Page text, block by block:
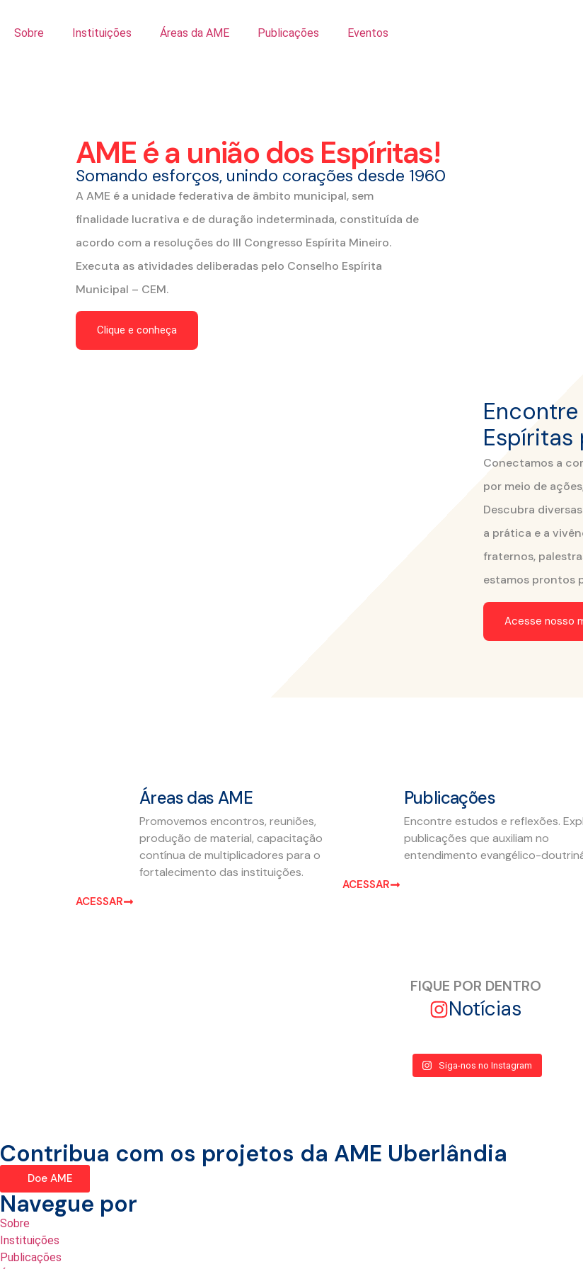
Sobre Instituições Áreas da AME Publicações Eventos
AME é a união dos Espíritas!
Somando esforços, unindo corações desde 1960
A AME é a unidade federativa de âmbito municipal, sem
finalidade lucrativa e de duração indeterminada, constituída de
acordo com a resoluções do III Congresso Espírita Mineiro.
Executa as atividades deliberadas pelo Conselho Espírita
Municipal – CEM.
Clique e conheça
Conectamos a
por meio de
Descubra
a prática e a
fraternos,
estamos prontos
Acesse nosso
Áreas das AME
Promovemos encontros, reuniões,
produção de material, capacitação
contínua de multiplicadores para o
fortalecimento das instituições.
ACESSAR
Publicações
Encontre estudos e reflexões.
publicações que auxiliam no
entendimento evangélico-
ACESSAR
FIQUE POR DENTRO
Notícias
Siga-nos no Instagram
Contribua com os projetos da AME Uberlândia
Doe AME
Navegue por
Sobre
Instituições
Publicações